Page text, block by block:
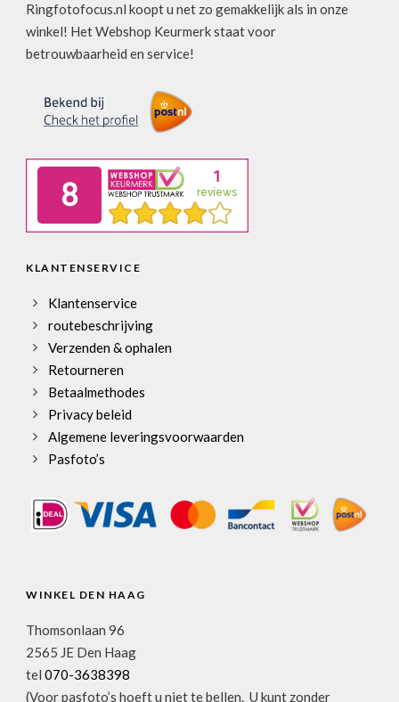
Ringfotofocus.nl koopt u net zo gemakkelijk als in onze
winkel! Het Webshop Keurmerk staat voor
betrouwbaarheid en service!
KLANTENSERVICE
Klantenservice
routebeschrijving
Verzenden & ophalen
Retourneren
Betaalmethodes
Privacy beleid
Algemene leveringsvoorwaarden
Pasfoto’s
WINKEL DEN HAAG
Thomsonlaan 96
2565 JE Den Haag
tel 070-3638398
(Voor pasfoto’s hoeft u niet te bellen. U kunt zonder